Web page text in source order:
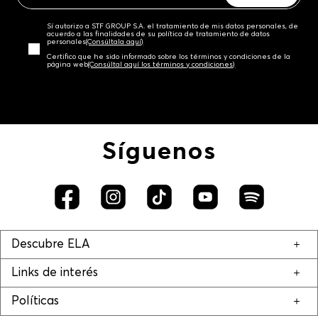
Sí autorizo a STF GROUP S.A. el tratamiento de mis datos personales, de
acuerdo a las finalidades de su política de tratamiento de datos
personales‎(Consúltala aquí)
Certifico que he sido informado sobre los términos y condiciones de la
página web‎(Consúltal aquí los términos y condiciones)
Síguenos
Descubre ELA
Links de interés
Políticas